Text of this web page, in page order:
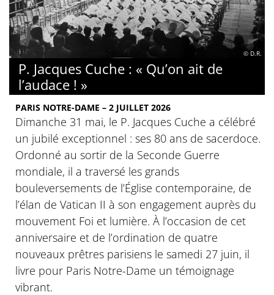
© D.R.
P. Jacques Cuche : « Qu’on ait de
l’audace ! »
PARIS NOTRE-DAME – 2 JUILLET 2026
Dimanche 31 mai, le P. Jacques Cuche a célébré
un jubilé exceptionnel : ses 80 ans de sacerdoce.
Ordonné au sortir de la Seconde Guerre
mondiale, il a traversé les grands
bouleversements de l’Église contemporaine, de
l’élan de Vatican II à son engagement auprès du
mouvement Foi et lumière. À l’occasion de cet
anniversaire et de l’ordination de quatre
nouveaux prêtres parisiens le samedi 27 juin, il
livre pour Paris Notre-Dame un témoignage
vibrant.